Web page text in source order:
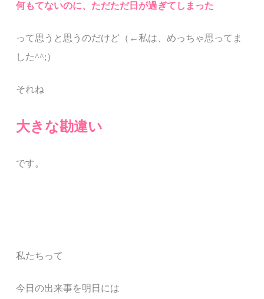
何もてないのに、 ただただ日が過ぎてしまった
って思うと思うのだけど （←私は、めっちゃ思ってま
した^^;）
それね
大きな勘違い
です。
私たちって
今日の出来事を明日には